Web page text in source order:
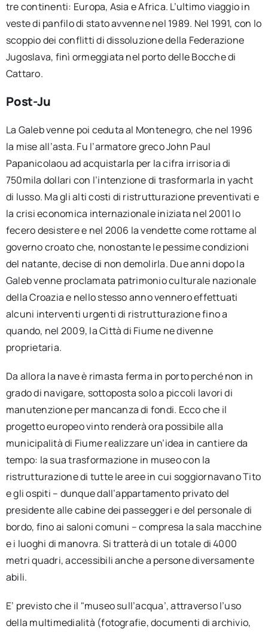
tre continenti: Europa, Asia e Africa. L’ultimo viaggio in
veste di panfilo di stato avvenne nel 1989. Nel 1991, con lo
scoppio dei conflitti di dissoluzione della Federazione
Jugoslava, finì ormeggiata nel porto delle Bocche di
Cattaro.
Post-Ju
La Galeb venne poi ceduta al Montenegro, che nel 1996
la mise all’asta. Fu l’armatore greco John Paul
Papanicolaou ad acquistarla per la cifra irrisoria di
750mila dollari con l’intenzione di trasformarla in yacht
di lusso. Ma gli alti costi di ristrutturazione preventivati e
la crisi economica internazionale iniziata nel 2001 lo
fecero desistere e nel 2006 la vendette come rottame al
governo croato che, nonostante le pessime condizioni
del natante, decise di non demolirla. Due anni dopo la
Galeb venne proclamata patrimonio culturale nazionale
della Croazia e nello stesso anno vennero effettuati
alcuni interventi urgenti di ristrutturazione fino a
quando, nel 2009, la Città di Fiume ne divenne
proprietaria.
Da allora la nave è rimasta ferma in porto perché non in
grado di navigare, sottoposta solo a piccoli lavori di
manutenzione per mancanza di fondi. Ecco che il
progetto europeo vinto renderà ora possibile alla
municipalità di Fiume realizzare un’idea in cantiere da
tempo: la sua trasformazione in museo con la
ristrutturazione di tutte le aree in cui soggiornavano Tito
e gli ospiti – dunque dall’appartamento privato del
presidente alle cabine dei passeggeri e del personale di
bordo, fino ai saloni comuni – compresa la sala macchine
e i luoghi di manovra. Si tratterà di un totale di 4000
metri quadri, accessibili anche a persone diversamente
abili.
E’ previsto che il "museo sull’acqua’, attraverso l’uso
della multimedialità (fotografie, documenti di archivio,